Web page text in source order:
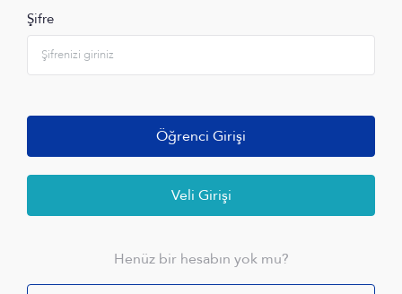
Şifre
Öğrenci Girişi
Veli Girişi
Henüz bir hesabın yok mu?